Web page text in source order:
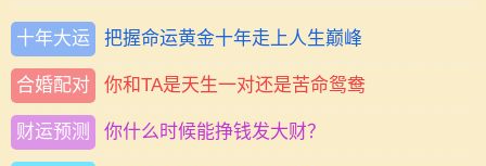
十年大运 把握命运黄金十年走上人生巅峰
合婚配对 你和TA是天生一对还是苦命鸳鸯
财运预测 你什么时候能挣钱发大财？